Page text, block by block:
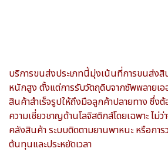
บริการขนส่งประเภทนี้มุ่งเน้นที่การขนส่งสิ
หนักสูง ตั้งแต่การรับวัตถุดิบจากซัพพลายเ
สินค้าสำเร็จรูปให้ถึงมือลูกค้าปลายทาง ซึ่ง
ความเชี่ยวชาญด้านโลจิสติกส์โดยเฉพาะ ไม่ว่
คลังสินค้า ระบบติดตามยานพาหนะ หรือกา
ต้นทุนและประหยัดเวลา